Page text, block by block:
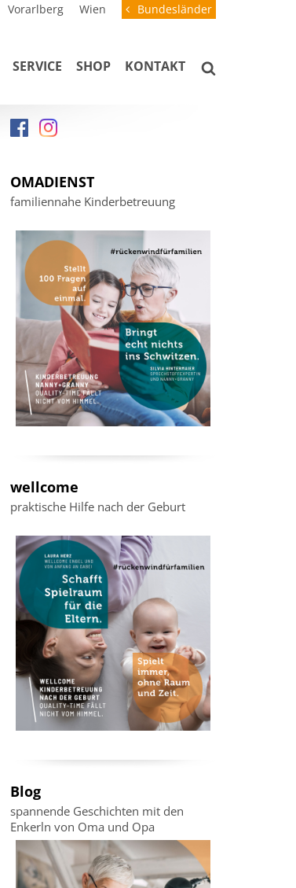
Vorarlberg Wien Bundesländer
SERVICE SHOP KONTAKT
Stimmen zum
Familienbonus
OMADIENST
familiennahe Kinderbetreuung
wellcome
praktische Hilfe nach der Geburt
Blog
spannende Geschichten mit den
Enkerln von Oma und Opa